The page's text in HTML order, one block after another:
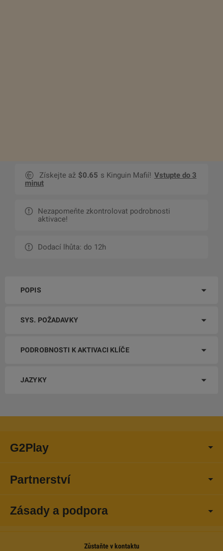
Získejte až $0.65 s Kinguin Mafií! Vstupte do 3
minut
Nezapomeňte zkontrolovat podrobnosti
aktivace!
Dodací lhůta: do 12h
POPIS
SYS. POŽADAVKY
PODROBNOSTI K AKTIVACI KLÍČE
JAZYKY
G2Play
Partnerství
Zásady a podpora
Zůstaňte v kontaktu